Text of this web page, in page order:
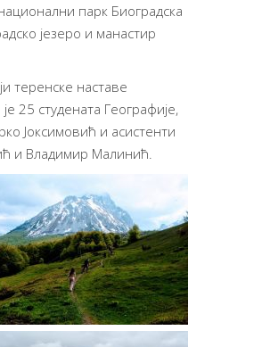
парк Биоградска
језеро и манастир
теренске наставе
25 студената Географије,
Јоксимовић и асистенти
и Владимир Малинић.